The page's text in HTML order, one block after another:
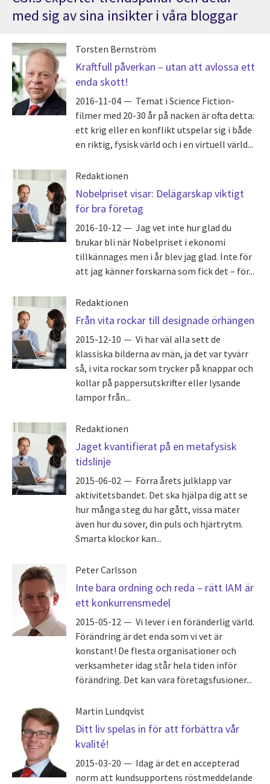
med sig av sina insikter i våra bloggar
Torsten Bernström
Kraftfull påverkan – utan att avlossa ett
enda skott!
2016-11-04
Temat i Science Fiction-
filmer med 20-30 år på nacken är ofta detta:
ett krig eller en konflikt utspelar sig i både
en riktig, fysisk värld och i en virtuell värld...
Redaktionen
Nobelpriset visar: Delägarskap viktigt
för bra företag
2016-10-12
Jag vet inte hur glad du
brukar bli när Nobelpriset i ekonomi
tillkännages men i år blev jag glad. Inte för
att jag känner forskarna som fick det – för...
Redaktionen
Från vita rockar till designade örhängen
2015-12-10
Vi har väl alla sett de
klassiska bilderna av män, ja det var tyvärr
så, i vita rockar som trycker på knappar och
kollar på pappersutskrifter eller lysande
lampor från...
Redaktionen
Jaget kvantifierat på en metafysisk
tidslinje
2015-06-02
Förra årets julklapp var
aktivitetsbandet. Det ska hjälpa dig att se
hur många steg du har gått, vissa mäter
även hur du sover, din puls och hjärtrytm.
Smarta klockor kan...
Peter Carlsson
Inte bara ordning och reda – rätt IAM är
ett konkurrensmedel
2015-05-12
Vi lever i en föränderlig värld.
Förändring är det enda som vi vet är
konstant! De flesta organisationer och
verksamheter idag står hela tiden inför
förändring. Det kan vara företagsfusioner...
Martin Lundqvist
Ditt liv spelas in för att förbättra vår
kvalité!
2015-03-20
Idag är det en accepterad
norm att kundsupportens röstmeddelande